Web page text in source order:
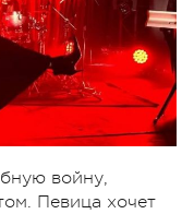
войну,
Певица хочет